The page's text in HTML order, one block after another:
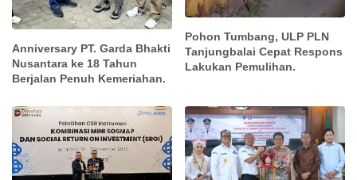
Anniversary PT. Garda Bhakti
Nusantara ke 18 Tahun
Berjalan Penuh Kemeriahan.
Pohon Tumbang, ULP PLN
Tanjungbalai Cepat Respons
Lakukan Pemulihan.